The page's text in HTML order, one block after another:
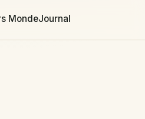
MondeJournal